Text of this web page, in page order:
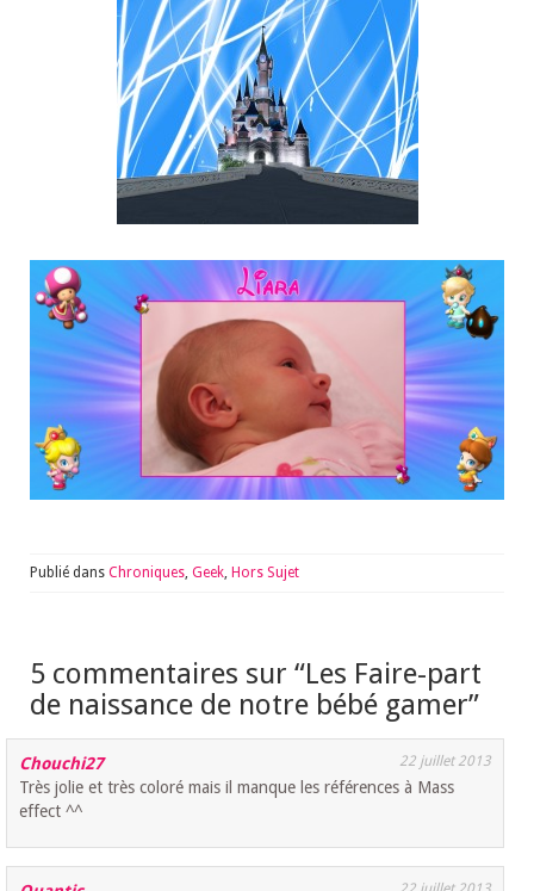
Publié dans Chroniques, Geek, Hors Sujet
5 commentaires sur “Les Faire-part
de naissance de notre bébé gamer”
Chouchi27 22 juillet 2013
Très jolie et très coloré mais il manque les références à Mass
effect ^^